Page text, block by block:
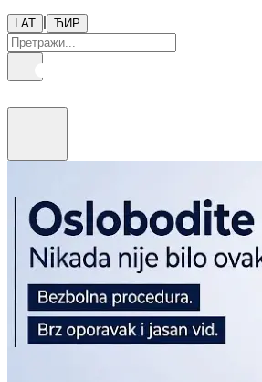
LAT | ЋИР